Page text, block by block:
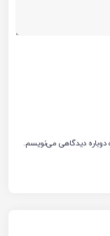
دوباره دیدگاهی می‌نویسم.